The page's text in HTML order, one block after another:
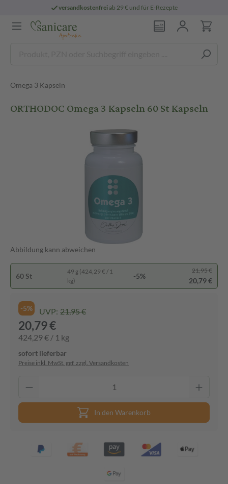
versandkostenfreiab 29 € und für E-Rezepte
Omega 3 Kapseln
ORTHODOC Omega 3 Kapseln 60 St Kapseln
Abbildung kann abweichen
60 St
49 g (424,29 € / 1
kg)
-5%
21,95 €
20,79 €
-5% UVP: 21,95 €
20,79 €
424,29 € / 1 kg
sofort lieferbar
Preise inkl. MwSt. ggf. zzgl. Versandkosten
In den Warenkorb